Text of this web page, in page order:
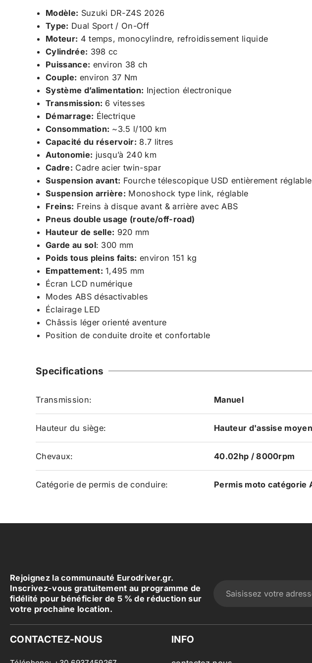
Modèle: Suzuki DR-Z4S 2026
Type: Dual Sport / On-Off
Moteur: 4 temps, monocylindre, refroidissement liquide
Cylindrée: 398 cc
Puissance: environ 38 ch
Couple: environ 37 Nm
Système d’alimentation: Injection électronique
Transmission: 6 vitesses
Démarrage: Électrique
Consommation: ~3.5 l/100 km
Capacité du réservoir: 8.7 litres
Autonomie: jusqu’à 240 km
Cadre: Cadre acier twin-spar
Suspension avant: Fourche télescopique USD entièrement réglable
Suspension arrière: Monoshock type link, réglable
Freins: Freins à disque avant & arrière avec ABS
Pneus double usage (route/off-road)
Hauteur de selle: 920 mm
Garde au sol: 300 mm
Poids tous pleins faits: environ 151 kg
Empattement: 1,495 mm
Écran LCD numérique
Modes ABS désactivables
Éclairage LED
Châssis léger orienté aventure
Position de conduite droite et confortable
Specifications
Transmission: Manuel
Hauteur du siège: Hauteur d'assise
Chevaux: 40.02hp / 8000rpm
Catégorie de permis de conduire: Permis moto catégorie
Rejoignez la communauté Eurodriver.gr.
Inscrivez-vous gratuitement au programme de
fidélité pour bénéficier de 5 % de réduction sur
votre prochaine location.
CONTACTEZ-NOUS INFO